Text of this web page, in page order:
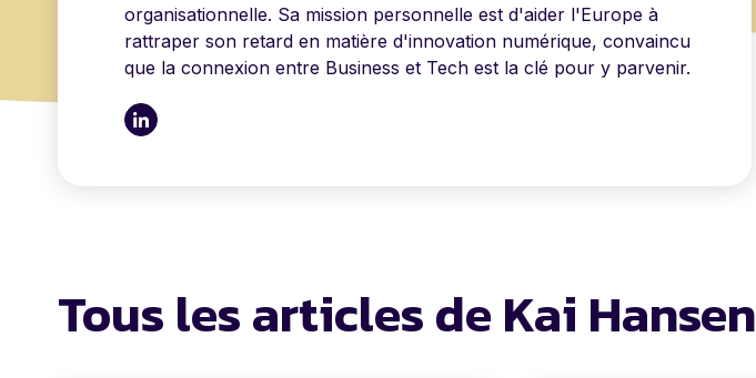
organisationnelle. Sa mission personnelle est d'aider l'Europe à
rattraper son retard en matière d'innovation numérique, convaincu
que la connexion entre Business et Tech est la clé pour y parvenir.
Tous les articles de Kai Hansen